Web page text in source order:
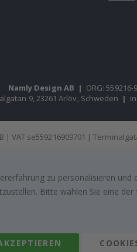
Namly Design AB | ORG: 559216-
9, 23261 Arlöv, Schweden |
| VAT se559216909701 |
zu personalisieren
Bitte wählen Sie eine